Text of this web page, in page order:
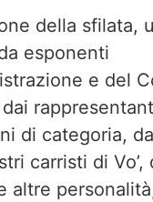
della sfilata,
esponenti
e del
di categoria,
carristi di Vo’,
altre